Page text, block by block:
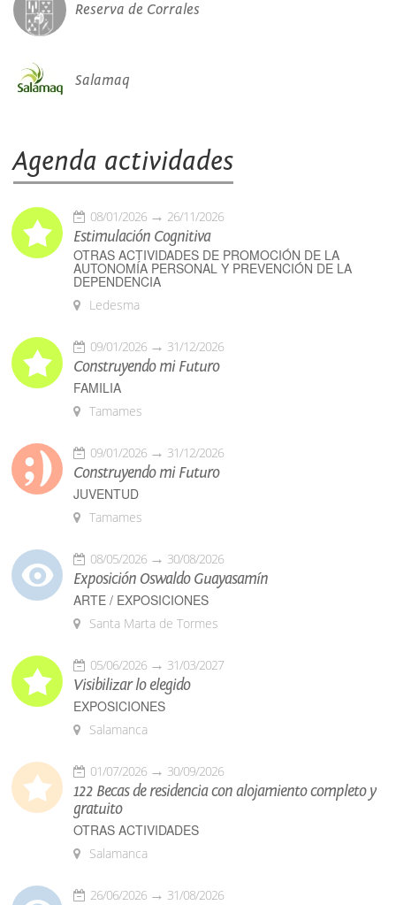
Reserva de Corrales
Salamaq
Agenda actividades
08/01/2026 26/11/2026
Estimulación Cognitiva
OTRAS ACTIVIDADES DE PROMOCIÓN DE LA
AUTONOMÍA PERSONAL Y PREVENCIÓN DE LA
DEPENDENCIA
Ledesma
09/01/2026 31/12/2026
Construyendo mi Futuro
FAMILIA
Tamames
09/01/2026 31/12/2026
Construyendo mi Futuro
JUVENTUD
Tamames
08/05/2026 30/08/2026
Exposición Oswaldo Guayasamín
ARTE / EXPOSICIONES
Santa Marta de Tormes
05/06/2026 31/03/2027
Visibilizar lo elegido
EXPOSICIONES
Salamanca
01/07/2026 30/09/2026
122 Becas de residencia con alojamiento completo y
gratuito
OTRAS ACTIVIDADES
Salamanca
26/06/2026 31/08/2026